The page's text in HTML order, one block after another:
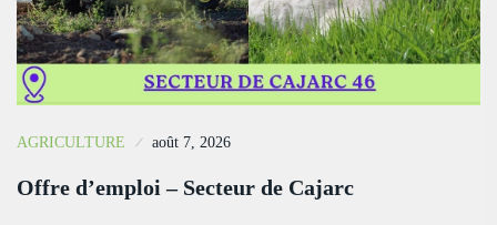
AGRICULTURE août 7, 2026
Offre d’emploi – Secteur de Cajarc